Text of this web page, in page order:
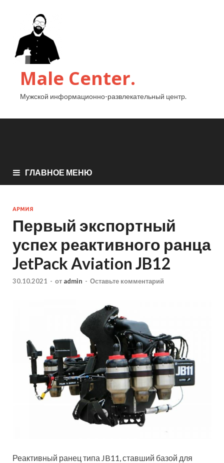
Male Center.
Мужской информационно-развлекательный центр.
ГЛАВНОЕ МЕНЮ
АРМИЯ
Первый экспортный
успех реактивного ранца
JetPack Aviation JB12
30.10.2021 - от admin - Оставьте комментарий
Реактивный ранец типа JB11, ставший базой для